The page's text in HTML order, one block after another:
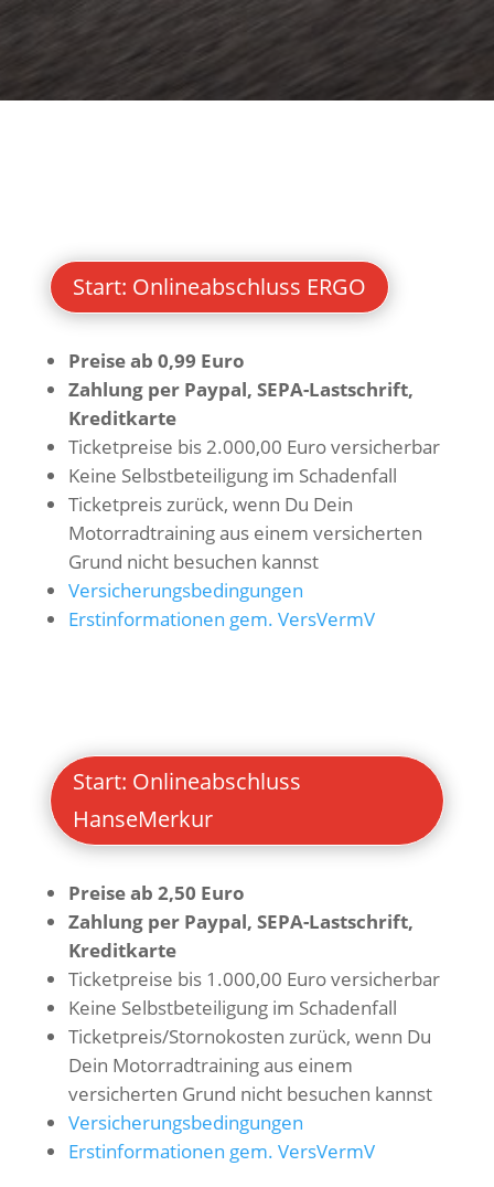
Start: Onlineabschluss ERGO
Preise ab 0,99 Euro
Zahlung per Paypal, SEPA-Lastschrift,
Kreditkarte
Ticketpreise bis 2.000,00 Euro versicherbar
Keine Selbstbeteiligung im Schadenfall
Ticketpreis zurück, wenn Du Dein
Motorradtraining aus einem versicherten
Grund nicht besuchen kannst
Versicherungsbedingungen
Erstinformationen gem. VersVermV
Start: Onlineabschluss
HanseMerkur
Preise ab 2,50 Euro
Zahlung per Paypal, SEPA-Lastschrift,
Kreditkarte
Ticketpreise bis 1.000,00 Euro versicherbar
Keine Selbstbeteiligung im Schadenfall
Ticketpreis/Stornokosten zurück, wenn Du
Dein Motorradtraining aus einem
versicherten Grund nicht besuchen kannst
Versicherungsbedingungen
Erstinformationen gem. VersVermV